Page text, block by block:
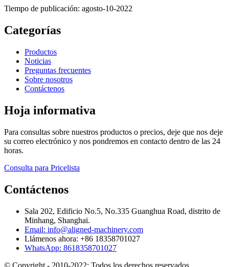
Tiempo de publicación: agosto-10-2022
Categorías
Productos
Noticias
Preguntas frecuentes
Sobre nosotros
Contáctenos
Hoja informativa
Para consultas sobre nuestros productos o precios, deje que nos deje
su correo electrónico y nos pondremos en contacto dentro de las 24
horas.
Consulta para Pricelista
Contáctenos
Sala 202, Edificio No.5, No.335 Guanghua Road, distrito de
Minhang, Shanghai.
Email: info@aligned-machinery.com
Llámenos ahora: +86 18358701027
WhatsApp: 8618358701027
© Copyright - 2010-2022: Todos los derechos reservados.